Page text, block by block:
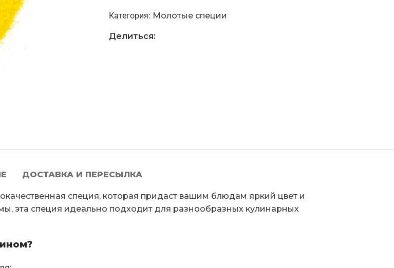
Категория: Молотые специи
Делиться:
ДОСТАВКА И ПЕРЕСЫЛКА
специя, которая придаст вашим блюдам яркий цвет и
эта специя идеально подходит для разнообразных кулинарных